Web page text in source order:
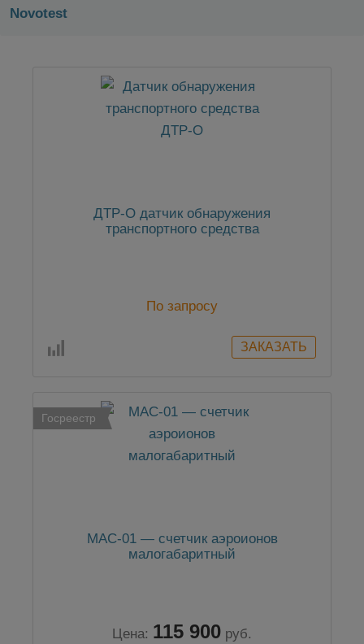
Novotest
ДТР-О датчик обнаружения
транспортного средства
По запросу
Госреестр
МАС-01 — счетчик аэроионов
малогабаритный
Цена: 115 900 руб.